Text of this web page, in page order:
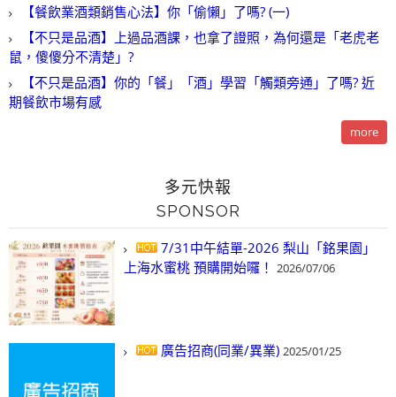
【餐飲業酒類銷售心法】你「偷懶」了嗎? (一)
【不只是品酒】上過品酒課，也拿了證照，為何還是「老虎老
鼠，傻傻分不清楚」?
【不只是品酒】你的「餐」「酒」學習「觸類旁通」了嗎? 近
期餐飲市場有感
more
多元快報
SPONSOR
7/31中午結單-2026 梨山「銘果園」
上海水蜜桃 預購開始囉！ 2026/07/06
廣告招商(同業/異業) 2025/01/25